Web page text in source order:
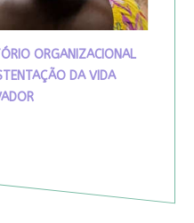
ORGANIZACIONAL
DA VIDA